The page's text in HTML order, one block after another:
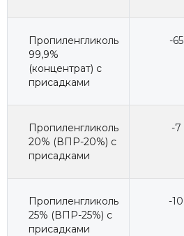
Пропиленгликоль
99,9%
(концентрат) с
присадками
-65
Пропиленгликоль
20% (ВПР-20%) с
присадками
-7
Пропиленгликоль
25% (ВПР-25%) с
присадками
-10